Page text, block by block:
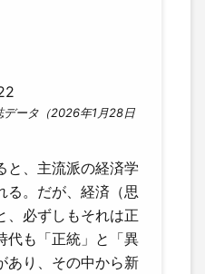
データ（2026年1月28日
と、主流派の経済学
る。だが、経済（思
、必ずしもそれは正
代も「正統」と「異
あり、その中から新